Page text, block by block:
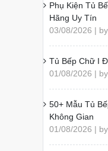
Phụ Kiện Tủ
Hãng Uy Tín
03/08/2026 |
Tủ Bếp Chữ I
01/08/2026 |
50+ Mẫu Tủ
Không Gian
01/08/2026 |